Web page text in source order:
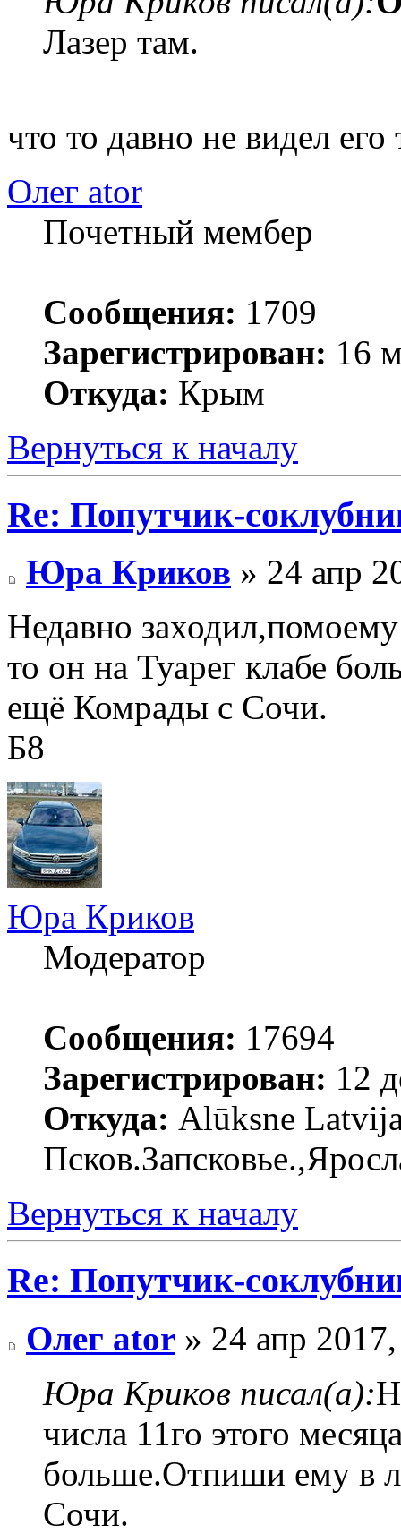
Лазер там.
что то давно не видел его
Олег ator
Почетный мембер
Сообщения: 1709
Зарегистрирован: 16
Откуда: Крым
Вернуться к началу
Re: Попутчик-
Юра Криков » 24 апр
Недавно
то он на Туарег клабе
ещё Комрады с Сочи.
Б8
Юра Криков
Модератор
Сообщения: 17694
Зарегистрирован: 12
Откуда: Alūksne
Вернуться к началу
Re: Попутчик-
Олег ator » 24 апр
Юра Криков писал(а):
числа 11го этого
больше.Отпиши ему в
Сочи.